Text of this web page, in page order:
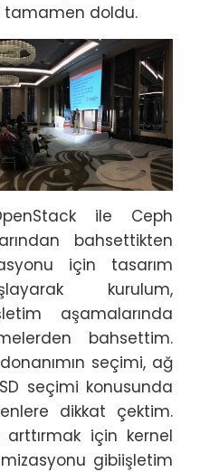
tamamen doldu.
ile Ceph
bahsettikten
için tasarım
kurulum,
aşamalarında
bahsettim.
seçimi, ağ
seçimi konusunda
dikkat çektim.
arttırmak için kernel
gibiişletim